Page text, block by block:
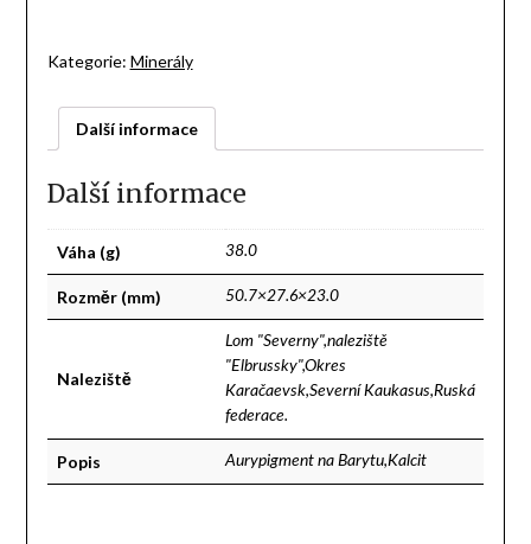
Kategorie: Minerály
Další informace
Další informace
Váha (g) 38.0
Rozměr (mm) 50.7×27.6×23.0
Naleziště
Lom "Severny",naleziště
"Elbrussky",Okres
Karačaevsk,Severní Kaukasus,Ruská
federace.
Popis Aurypigment na Barytu,Kalcit